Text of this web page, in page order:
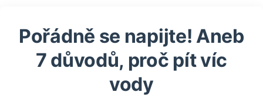
Pořádně se napijte! Aneb
7 důvodů, proč pít víc
vody